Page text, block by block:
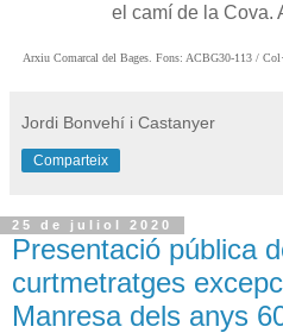
el camí de la Cova.
Arxiu Comarcal del Bages. Fons: ACBG30-113 /
Jordi Bonvehí i Castanyer
Comparteix
25 de juliol 2020
Presentació pública
curtmetratges
Manresa dels anys